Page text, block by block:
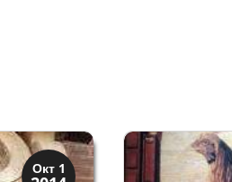
Окт 1